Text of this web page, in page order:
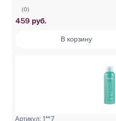
(0)
459 руб.
В корзину
Артикул: 1**7